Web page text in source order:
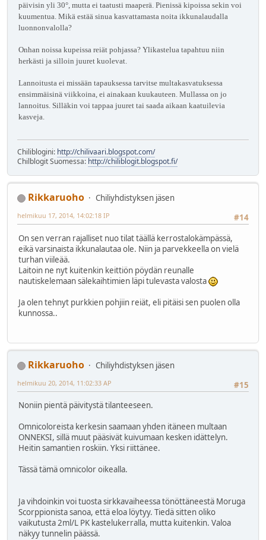
päivisin yli 30°, mutta ei taatusti maaperä. Pienissä kipoissa sekin voi
kuumentua. Mikä estää sinua kasvattamasta noita ikkunalaudalla
luonnonvalolla?
Onhan noissa kupeissa reiät pohjassa? Ylikastelua tapahtuu niin
herkästi ja silloin juuret kuolevat.
Lannoitusta ei missään tapauksessa tarvitse multakasvatuksessa
ensimmäisinä viikkoina, ei ainakaan kuukauteen. Mullassa on jo
lannoitus. Silläkin voi tappaa juuret tai saada aikaan kaatuilevia
kasveja.
Chiliblogini: http://chilivaari.blogspot.com/
Chilblogit Suomessa: http://chiliblogit.blogspot.fi/
Rikkaruoho
Chiliyhdistyksen jäsen
#14
helmikuu 17, 2014, 14:02:18 IP
On sen verran rajalliset nuo tilat täällä kerrostalokämpässä,
eikä varsinaista ikkunalautaa ole. Niin ja parvekkeella on vielä
turhan viileää.
Laitoin ne nyt kuitenkin keittiön pöydän reunalle
nautiskelemaan sälekaihtimien läpi tulevasta valosta
Ja olen tehnyt purkkien pohjiin reiät, eli pitäisi sen puolen olla
kunnossa..
Rikkaruoho
Chiliyhdistyksen jäsen
#15
helmikuu 20, 2014, 11:02:33 AP
Noniin pientä päivitystä tilanteeseen.
Omnicoloreista kerkesin saamaan yhden itäneen multaan
ONNEKSI, sillä muut pääsivät kuivumaan kesken idättelyn.
Heitin samantien roskiin. Yksi riittänee.
Tässä tämä omnicolor oikealla.
Ja vihdoinkin voi tuosta sirkkavaiheessa tönöttäneestä Moruga
Scorppionista sanoa, että eloa löytyy. Tiedä sitten oliko
vaikutusta 2ml/L PK kastelukerralla, mutta kuitenkin. Valoa
näkyy tunnelin päässä.